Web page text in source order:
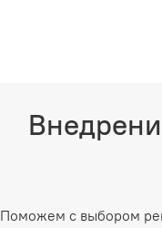
Поможем с выбором